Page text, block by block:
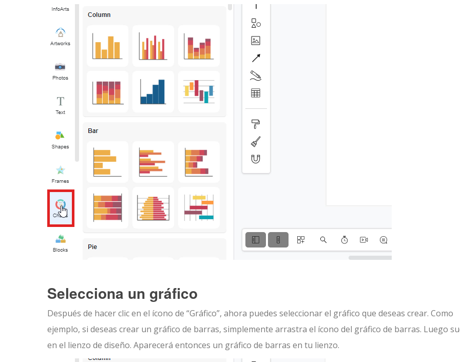
Selecciona un gráfico
Después de hacer clic en el ícono de “Gráfico”, ahora puedes seleccionar el gráfico que deseas crear. Como
ejemplo, si deseas crear un gráfico de barras, simplemente arrastra el ícono del gráfico de barras. Luego
en el lienzo de diseño. Aparecerá entonces un gráfico de barras en tu lienzo.